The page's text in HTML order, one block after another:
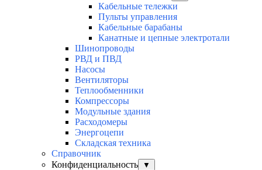
Кабельные тележки
Пульты управления
Кабельные барабаны
Канатные и цепные электротали
Шинопроводы
РВД и ПВД
Насосы
Вентиляторы
Теплообменники
Компрессоры
Модульные здания
Расходомеры
Энергоцепи
Складская техника
Справочник
Конфиденциальность
▼